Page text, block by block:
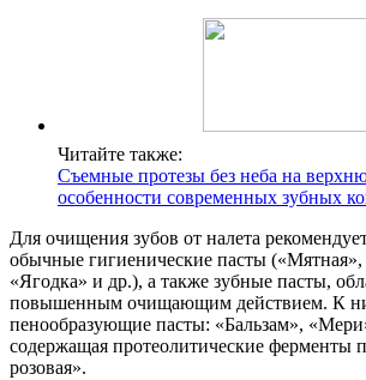
Читайте также:
Съемные протезы без неба на
особенности современных зубных
Для очищения зубов от налета
обычные гигиенические пасты
«Ягодка» и др.), а также зубные пасты,
повышенным очищающим действием. К
пенообразующие пасты: «Бальзам»,
содержащая протеолитические ферменты
розовая».